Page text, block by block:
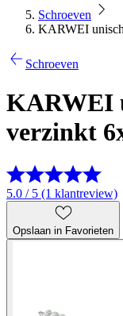
Schroeven
KARWEI
Schroeven
KARWEI
verzinkt
5.0 / 5 (1 klantreview)
Opslaan in Favorieten